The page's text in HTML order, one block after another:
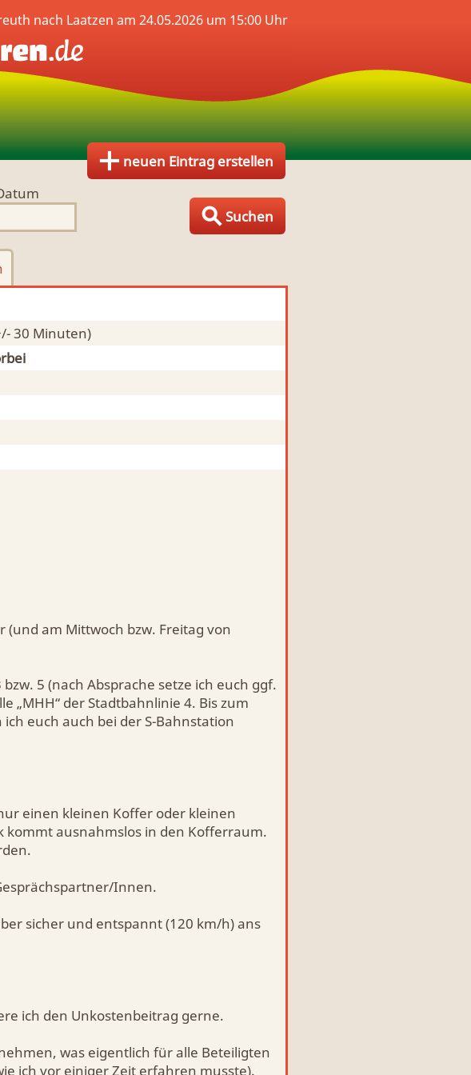
neuen Eintrag erstellen
Suchen
nach Laatzen am 24.05.2026 um 15:00 Uhr
30 Minuten)
am Mittwoch bzw. Freitag von
5 (nach Absprache setze ich euch ggf.
„MHH“ der Stadtbahnlinie 4. Bis zum
euch auch bei der S-Bahnstation
einen kleinen Koffer oder kleinen
kommt ausnahmslos in den Kofferraum.
Innen.
sicher und entspannt (120 km/h) ans
ich den Unkostenbeitrag gerne.
was eigentlich für alle Beteiligten
ich vor einiger Zeit erfahren musste).